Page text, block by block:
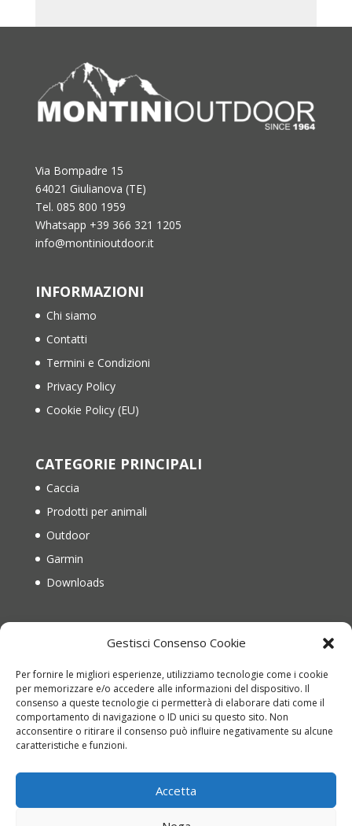
Gestisci Consenso Cookie
Per fornire le migliori esperienze, utilizziamo tecnologie come i cookie
per memorizzare e/o accedere alle informazioni del dispositivo. Il
consenso a queste tecnologie ci permetterà di elaborare dati come il
comportamento di navigazione o ID unici su questo sito. Non
acconsentire o ritirare il consenso può influire negativamente su alcune
caratteristiche e funzioni.
Accetta
Via Bompadre 15
64021 Giulianova (TE)
Tel. 085 800 1959
Whatsapp +39 366 321 1205
info@montinioutdoor.it
INFORMAZIONI
Chi siamo
Contatti
Termini e Condizioni
Privacy Policy
Cookie Policy (EU)
CATEGORIE PRINCIPALI
Caccia
Prodotti per animali
Outdoor
Garmin
Downloads
IL MIO ACCOUNT
Recupera password
Carrello
Richiesta di reso